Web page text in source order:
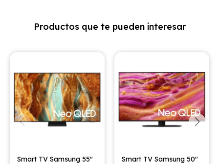
Productos que te pueden interesar
Smart TV Samsung 55"
Smart TV Samsung 50"